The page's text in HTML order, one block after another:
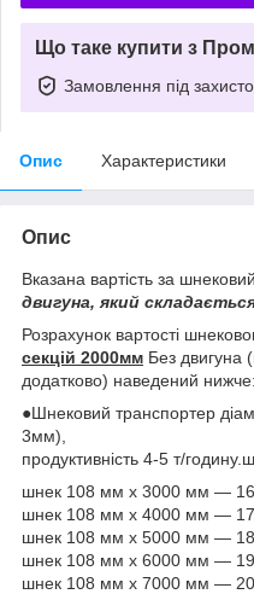
Що таке купити з
Замовлення під
Опис Характеристики
Опис
Вказана вартість за
двигуна, який
Розрахунок вартості
секцій 2000мм Без двигуна
додатково) наведений нижче:
●Шнековий транспортер
3мм),
продуктивність 4-5 т/
шнек 108 мм х 3000 мм —
шнек 108 мм х 4000 мм —
шнек 108 мм х 5000 мм —
шнек 108 мм х 6000 мм —
шнек 108 мм х 7000 мм —